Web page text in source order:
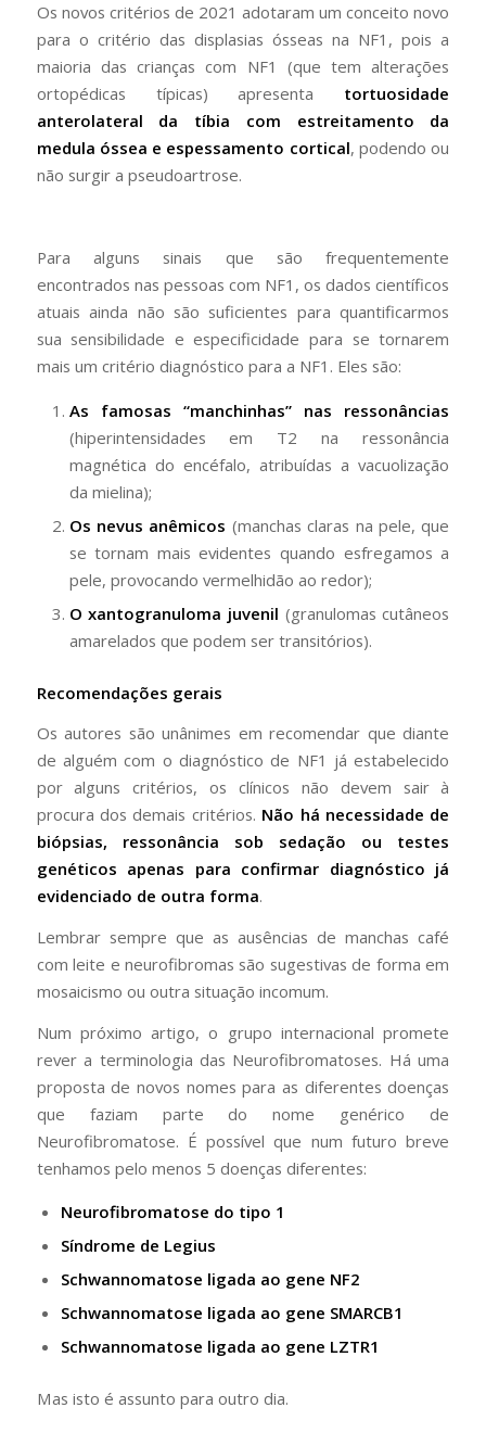
Os novos critérios de 2021 adotaram um conceito novo
para o critério das displasias ósseas na NF1, pois a
maioria das crianças com NF1 (que tem alterações
ortopédicas típicas) apresenta tortuosidade
anterolateral da tíbia com estreitamento da
medula óssea e espessamento cortical, podendo ou
não surgir a pseudoartrose.
Para alguns sinais que são frequentemente
encontrados nas pessoas com NF1, os dados científicos
atuais ainda não são suficientes para quantificarmos
sua sensibilidade e especificidade para se tornarem
mais um critério diagnóstico para a NF1. Eles são:
As famosas “manchinhas” nas ressonâncias
(hiperintensidades em T2 na ressonância
magnética do encéfalo, atribuídas a vacuolização
da mielina);
Os nevus anêmicos (manchas claras na pele, que
se tornam mais evidentes quando esfregamos a
pele, provocando vermelhidão ao redor);
O xantogranuloma juvenil (granulomas cutâneos
amarelados que podem ser transitórios).
Recomendações gerais
Os autores são unânimes em recomendar que diante
de alguém com o diagnóstico de NF1 já estabelecido
por alguns critérios, os clínicos não devem sair à
procura dos demais critérios. Não há necessidade de
biópsias, ressonância sob sedação ou testes
genéticos apenas para confirmar diagnóstico já
evidenciado de outra forma.
Lembrar sempre que as ausências de manchas café
com leite e neurofibromas são sugestivas de forma em
mosaicismo ou outra situação incomum.
Num próximo artigo, o grupo internacional promete
rever a terminologia das Neurofibromatoses. Há uma
proposta de novos nomes para as diferentes doenças
que faziam parte do nome genérico de
Neurofibromatose. É possível que num futuro breve
tenhamos pelo menos 5 doenças diferentes:
Neurofibromatose do tipo 1
Síndrome de Legius
Schwannomatose ligada ao gene NF2
Schwannomatose ligada ao gene SMARCB1
Schwannomatose ligada ao gene LZTR1
Mas isto é assunto para outro dia.